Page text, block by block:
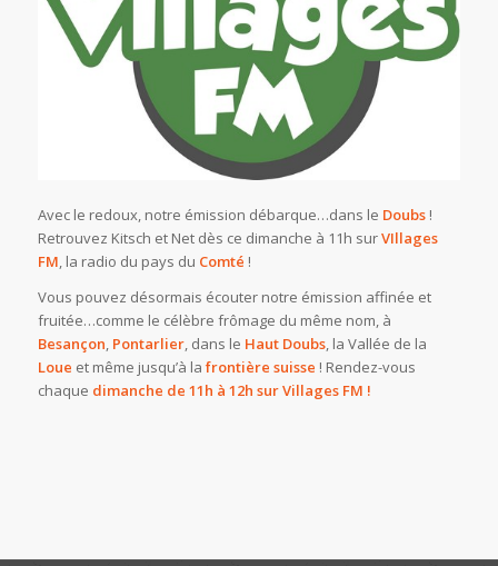
Avec le redoux, notre émission débarque…dans le Doubs!
Retrouvez Kitsch et Net dès ce dimanche à 11h surVIllages
FM, la radio du pays du Comté !
Vous pouvez désormais écouter notre émission affinée et
fruitée…comme le célèbre frômage du même nom, à
Besançon, Pontarlier, dans le Haut Doubs, la Vallée de la
Loue et même jusqu’à la frontière suisse ! Rendez-vous
chaque dimanche de 11h à 12h sur Villages FM !